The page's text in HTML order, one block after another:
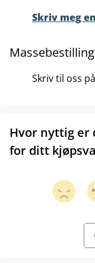
Skriv meg
Skriv til oss på
Hvor nyttig er
for ditt